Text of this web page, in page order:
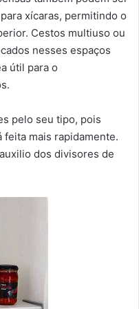
xícaras, permitindo o
Cestos multiuso ou
nesses espaços
útil para o
pelo seu tipo, pois
feita mais rapidamente.
dos divisores de